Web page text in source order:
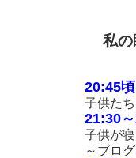
私の
20:45頃
子供た
21:30
子供が
～ブロ